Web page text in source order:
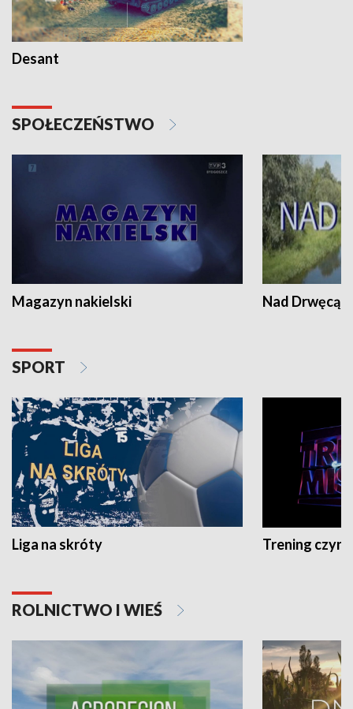
Desant
SPOŁECZEŃSTWO
Magazyn nakielski Nad Drwęcą
SPORT
Liga na skróty Trening czyni
ROLNICTWO I WIEŚ